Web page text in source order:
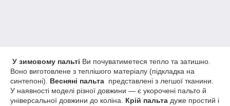
У зимовому пальті Ви почуватиметеся тепло та затишно.
Воно виготовлене з теплішого матеріалу (підкладка на
синтепоні). Весняні пальта представлені з легшої тканини.
У наявності моделі різної довжини — є укорочені пальто й
універсальної довжини до коліна. Крій пальта дуже простий і